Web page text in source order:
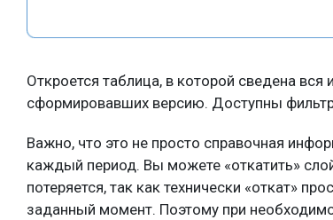
Откроется таблица, в которой сведена
сформировавших версию. Доступны
Важно, что это не просто справочная
каждый период. Вы можете «откатить»
потеряется, так как технически «откат»
заданный момент. Поэтому при